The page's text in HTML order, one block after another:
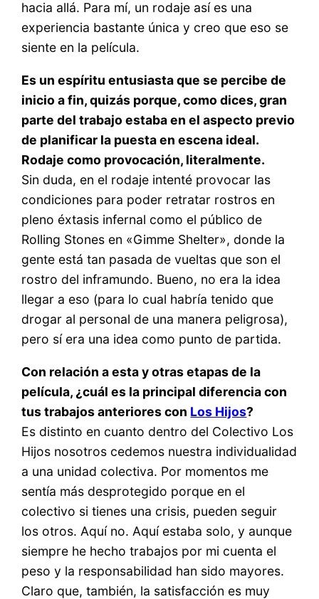
hacia allá. Para mí, un rodaje así es una
experiencia bastante única y creo que eso se
siente en la película.
Es un espíritu entusiasta que se percibe de
inicio a fin, quizás porque, como dices, gran
parte del trabajo estaba en el aspecto previo
de planificar la puesta en escena ideal.
Rodaje como provocación, literalmente.
Sin duda, en el rodaje intenté provocar las
condiciones para poder retratar rostros en
pleno éxtasis infernal como el público de
Rolling Stones en «Gimme Shelter», donde la
gente está tan pasada de vueltas que son el
rostro del inframundo. Bueno, no era la idea
llegar a eso (para lo cual habría tenido que
drogar al personal de una manera peligrosa),
pero sí era una idea como punto de partida.
Con relación a esta y otras etapas de la
película, ¿cuál es la principal diferencia con
tus trabajos anteriores con Los Hijos?
Es distinto en cuanto dentro del Colectivo Los
Hijos nosotros cedemos nuestra individualidad
a una unidad colectiva. Por momentos me
sentía más desprotegido porque en el
colectivo si tienes una crisis, pueden seguir
los otros. Aquí no. Aquí estaba solo, y aunque
siempre he hecho trabajos por mi cuenta el
peso y la responsabilidad han sido mayores.
Claro que, también, la satisfacción es muy